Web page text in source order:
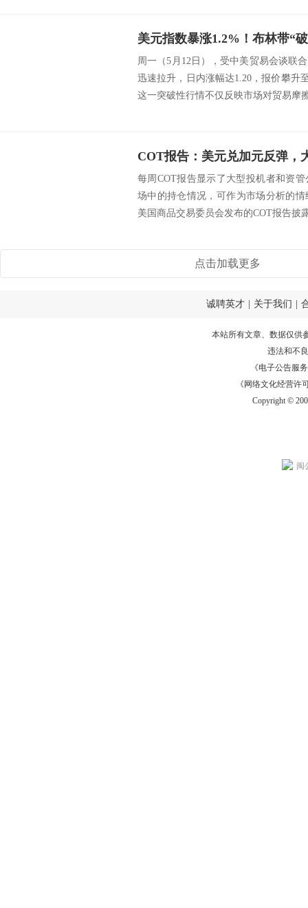
周一（5月12日），受中美贸易会谈联
迅速拉升，日内涨幅达1.20，报价攀升
这一突破性行情不仅反映市场对贸易摩
COT报告：美元兑加元反弹，
每周COT报告显示了大型投机者和资
场中的持仓情况，可作为市场分析的
美国商品交易委员会发布的COT报告披
点击加载更多
诚聘英才 关于我们
本站所有文章、数据仅供
违法和不
《电子公告服务
《网络文化经营许
Copyright ©
闽